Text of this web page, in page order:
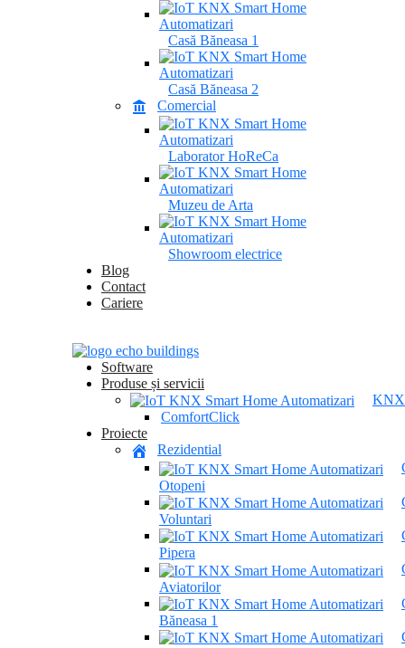
Casă Băneasa 1
Casă Băneasa 2
Comercial
Laborator HoReCa
Muzeu de Arta
Showroom electrice
Blog
Contact
Cariere
Software
Produse și servicii
KNX
ComfortClick
Proiecte
Rezidential
Otopeni
Voluntari
Pipera
Aviatorilor
Băneasa 1